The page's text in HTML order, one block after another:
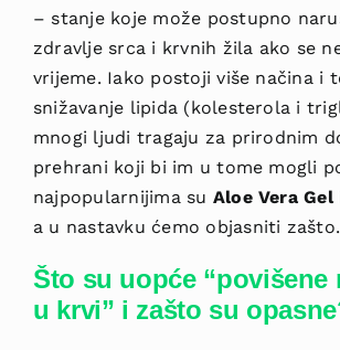
– stanje koje može postupno
zdravlje srca i krvnih žila ako se
vrijeme. Iako postoji više načina i
snižavanje lipida (kolesterola i
mnogi ljudi tragaju za prirodnim
prehrani koji bi im u tome mogli
najpopularnijima su Aloe Vera Gel
a u nastavku ćemo objasniti zašto.
Što su uopće “povišene
u krvi” i zašto su